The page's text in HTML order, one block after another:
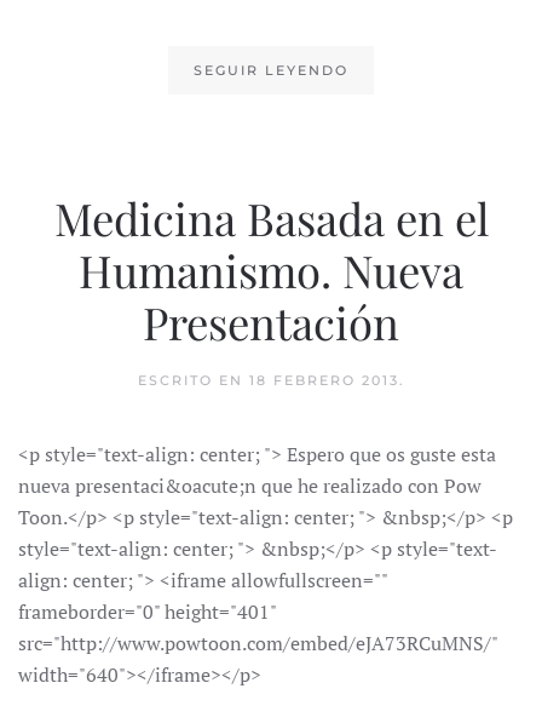
SEGUIR LEYENDO
Medicina Basada en el
Humanismo. Nueva
Presentación
ESCRITO EN 18 FEBRERO 2013.
<p style="text-align: center; "> Espero que os guste esta
nueva presentaci&oacute;n que he realizado con Pow
Toon.</p> <p style="text-align: center; "> &nbsp;</p> <p
style="text-align: center; "> &nbsp;</p> <p style="text-
align: center; "> <iframe allowfullscreen=""
frameborder="0" height="401"
src="http://www.powtoon.com/embed/eJA73RCuMNS/"
width="640"></iframe></p>